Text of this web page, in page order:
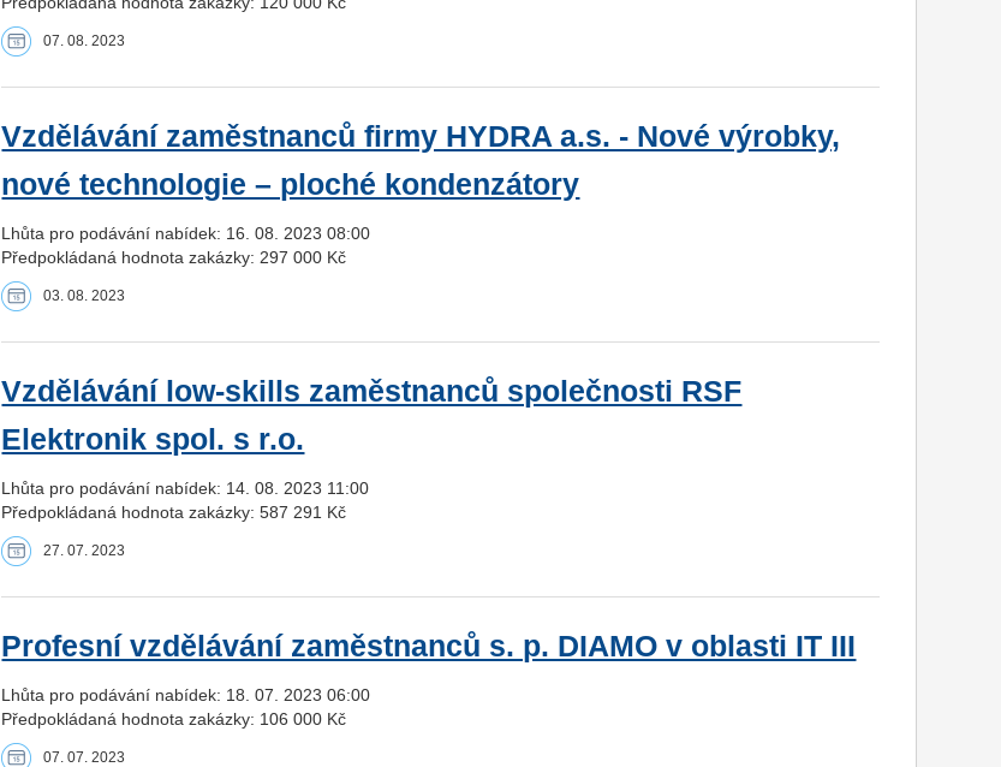
07. 08. 2023
Vzdělávání zaměstnanců firmy HYDRA a.s. - Nové výrobky,
nové technologie – ploché kondenzátory
Lhůta pro podávání nabídek: 16. 08. 2023 08:00
Předpokládaná hodnota zakázky: 297 000 Kč
03. 08. 2023
Vzdělávání low-skills zaměstnanců společnosti RSF
Elektronik spol. s r.o.
Lhůta pro podávání nabídek: 14. 08. 2023 11:00
Předpokládaná hodnota zakázky: 587 291 Kč
27. 07. 2023
Profesní vzdělávání zaměstnanců s. p. DIAMO v oblasti IT III
Lhůta pro podávání nabídek: 18. 07. 2023 06:00
Předpokládaná hodnota zakázky: 106 000 Kč
07. 07. 2023